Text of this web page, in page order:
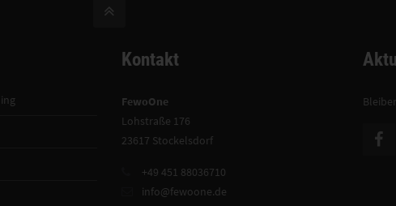
Kontakt
FewoOne
Lohstraße 176
23617 Stockelsdorf
+49 451 88036710
info@fewoone.de